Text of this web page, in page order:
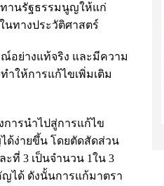
ทานรัฐธรรมนูญให้แก่
ทางประวัติศาสตร์
อย่างแท้จริง และมีความ
ำให้การแก้ไขเพิ่มเติม
ารนำไปสู่การแก้ไข
ด้ง่ายขึ้น โดยตัดสัดส่วน
ที่ 3 เป็นจำนวน 1ใน 3
ญได้ ดังนั้นการแก้มาตรา